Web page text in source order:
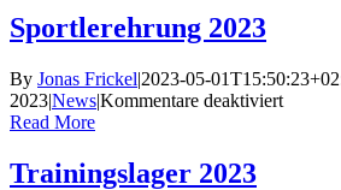
Sportlerehrung 2023
By Jonas Frickel|2023-05-
2023|News|Kommentare deaktiviertfür
Read More
Trainingslager 2023